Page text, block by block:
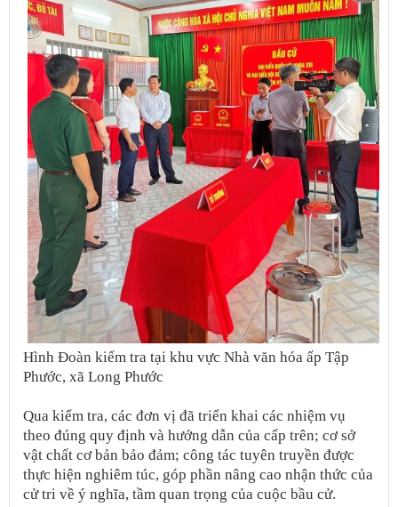
Hình Đoàn kiểm tra tại khu vực Nhà văn hóa ấp Tập
Phước, xã Long Phước
Qua kiểm tra, các đơn vị đã triển khai các nhiệm vụ
theo đúng quy định và hướng dẫn của cấp trên; cơ sở
vật chất cơ bản bảo đảm; công tác tuyên truyền được
thực hiện nghiêm túc, góp phần nâng cao nhận thức của
cử tri về ý nghĩa, tầm quan trọng của cuộc bầu cử.